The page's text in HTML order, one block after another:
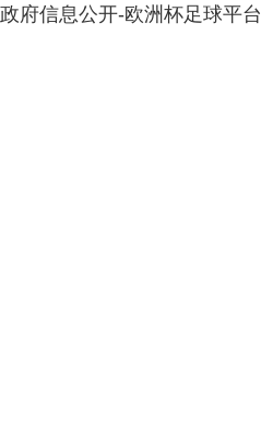
政府信息公开-欧洲杯足球平台